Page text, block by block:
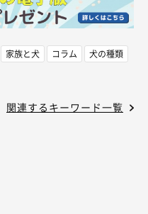
家族と犬 コラム
犬の種類
関連するキーワード一覧